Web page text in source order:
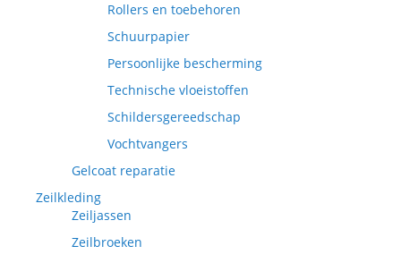
Rollers en toebehoren
Schuurpapier
Persoonlijke bescherming
Technische vloeistoffen
Schildersgereedschap
Vochtvangers
Gelcoat reparatie
Zeilkleding
Zeiljassen
Zeilbroeken